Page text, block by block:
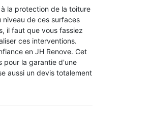
la protection de la toiture
de ces surfaces
il faut que vous fassiez
ces interventions.
en JH Renove. Cet
pour la garantie d'une
aussi un devis totalement